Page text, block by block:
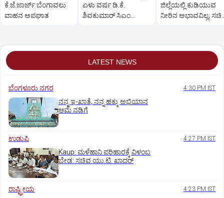
ಕೆ.ಜೆ.ಜಾರ್ಜ್ ಬೆಂಗಾವಲು
ವಾಹನ ಅಪಘಾತ
ಏಳು ವರ್ಷ ಡಿ.ಕೆ.
ಶಿವಕುಮಾರ್ ಸಿಎಂ
ಜಿಲ್ಲೆಯಲ್ಲಿ ಕುಡಿಯುವ
ನೀರಿನ ಅಭಾವವಿಲ್ಲ;
LATEST NEWS
ಬೆಂಗಳೂರು ನಗರ 4:30 PM IST
ನನ್ನ ಇ-ಖಾತೆ, ನನ್ನ ಹಕ್ಕು ಅಭಿಯಾನ
ಆಮೆ ನಡಿಗೆ
ಉಡುಪಿ 4:27 PM IST
Kaup: ಮಳೆಹಾನಿ ಪರಿಹಾರಕ್ಕೆ ವಿಳಂಬ
ಬೇಡ: ಸಚಿವ ಯು.ಟಿ. ಖಾದರ್
ರಾಷ್ಟ್ರೀಯ 4:23 PM IST